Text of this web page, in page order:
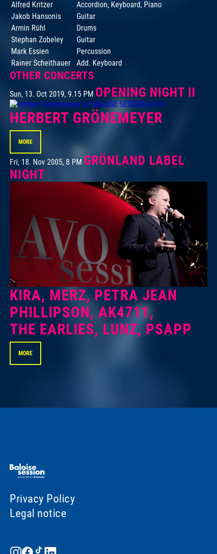
Alfred Kritzer
Accordion, Keyboard, Piano
Jakob Hansonis
Guitar
Armin Rühl
Drums
Stephan Zobeley
Guitar
Mark Essien
Percussion
Rainer Scheithauer
Add. Keyboard
OTHER CONCERTS
Sun, 13. Oct 2019, 9.15 PM OPENING NIGHT II
HERBERT GRÖNEMEYER
MORE
Fri, 18. Nov 2005, 8 PM GRÖNLAND LABEL
NIGHT
KIRA, MERZ, PETRA JEAN
PHILLIPSON, AK4711,
THE EARLIES, LUNZ, PSAPP
MORE
Privacy Policy
Legal notice